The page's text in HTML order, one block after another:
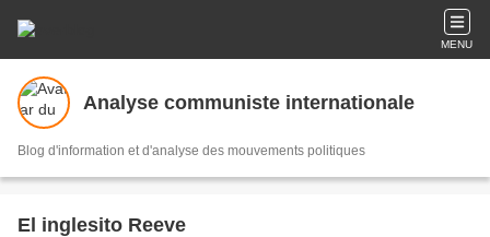
MENU
Analyse communiste internationale
Blog d'information et d'analyse des mouvements politiques
El inglesito Reeve